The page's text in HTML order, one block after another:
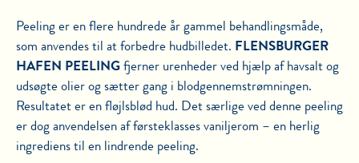
Peeling er en flere hundrede år gammel behandlingsmåde,
som anvendes til at forbedre hudbilledet. FLENSBURGER
HAFEN PEELINGfjerner urenheder ved hjælp af havsalt og
udsøgte olier og sætter gang i blodgennemstrømningen.
Resultatet er en fløjlsblød hud. Det særlige ved denne peeling
er dog anvendelsen af førsteklasses vaniljerom – en herlig
ingrediens til en lindrende peeling.